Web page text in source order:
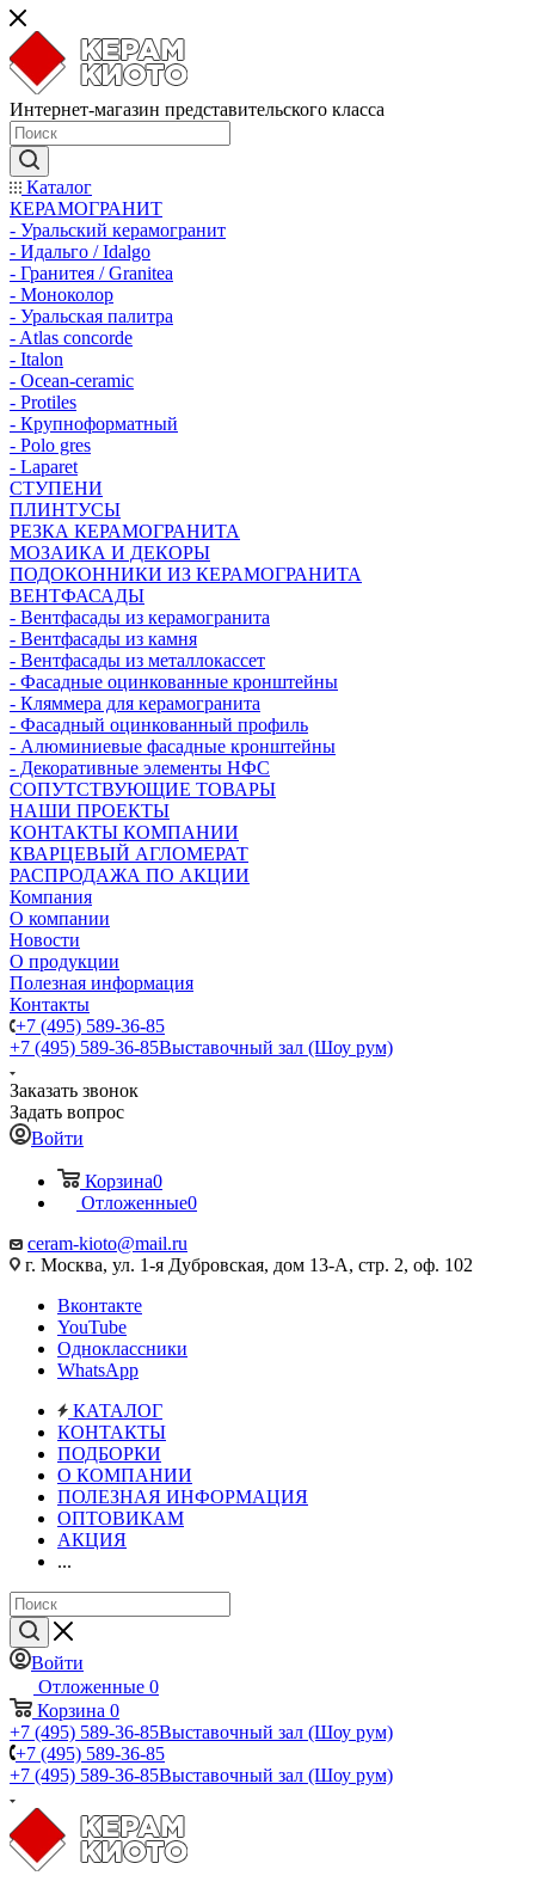
Интернет-магазин представительского класса
Каталог
КЕРАМОГРАНИТ
- Уральский керамогранит
- Идальго / Idalgo
- Гранитея / Granitea
- Моноколор
- Уральская палитра
- Atlas concorde
- Italon
- Ocean-ceramic
- Protiles
- Крупноформатный
- Polo gres
- Laparet
СТУПЕНИ
ПЛИНТУСЫ
РЕЗКА КЕРАМОГРАНИТА
МОЗАИКА И ДЕКОРЫ
ПОДОКОННИКИ ИЗ КЕРАМОГРАНИТА
ВЕНТФАСАДЫ
- Вентфасады из керамогранита
- Вентфасады из камня
- Вентфасады из металлокассет
- Фасадные оцинкованные кронштейны
- Кляммера для керамогранита
- Фасадный оцинкованный профиль
- Алюминиевые фасадные кронштейны
- Декоративные элементы НФС
СОПУТСТВУЮЩИЕ ТОВАРЫ
НАШИ ПРОЕКТЫ
КОНТАКТЫ КОМПАНИИ
КВАРЦЕВЫЙ АГЛОМЕРАТ
РАСПРОДАЖА ПО АКЦИИ
Компания
О компании
Новости
О продукции
Полезная информация
Контакты
+7 (495) 589-36-85
+7 (495) 589-36-85Выставочный зал (Шоу рум)
Заказать звонок
Задать вопрос
Войти
Корзина0
Отложенные0
ceram-kioto@mail.ru
г. Москва, ул. 1-я Дубровская, дом 13-А, стр. 2, оф. 102
Вконтакте
YouTube
Одноклассники
WhatsApp
КАТАЛОГ
КОНТАКТЫ
ПОДБОРКИ
О КОМПАНИИ
ПОЛЕЗНАЯ ИНФОРМАЦИЯ
ОПТОВИКАМ
АКЦИЯ
...
Войти
Отложенные 0
Корзина 0
+7 (495) 589-36-85Выставочный зал (Шоу рум)
+7 (495) 589-36-85
+7 (495) 589-36-85Выставочный зал (Шоу рум)